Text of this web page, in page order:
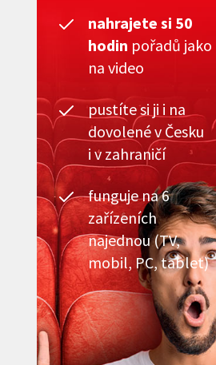
nahrajete si 50
hodin pořadů jako
na video
pustíte si ji i na
dovolené v Česku
i v zahraničí
funguje na 6
zařízeních
najednou (TV,
mobil, PC, tablet)